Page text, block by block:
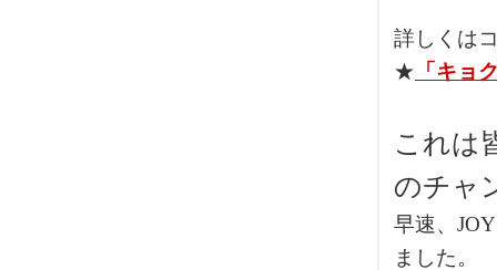
詳しくは
★ 「キョ
これは
のチャ
早速、
ました。